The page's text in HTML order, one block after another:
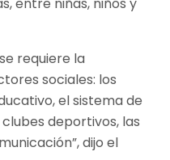
requiere la
sociales: los
el sistema de
deportivos, las
dijo el